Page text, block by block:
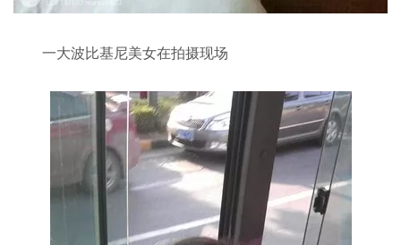
一大波比基尼美女在拍摄现场